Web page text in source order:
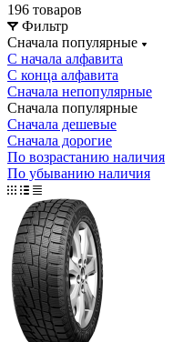
196 товаров
Фильтр
Сначала популярные
С начала алфавита
С конца алфавита
Сначала непопулярные
Сначала популярные
Сначала дешевые
Сначала дорогие
По возрастанию наличия
По убыванию наличия